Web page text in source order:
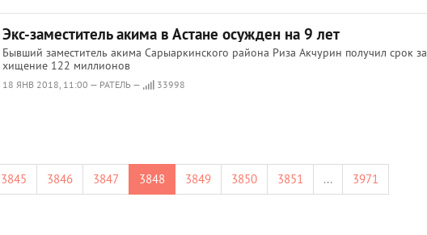
Экс-заместитель акима в Астане осужден на 9 лет
Бывший заместитель акима Сарыаркинского района Риза Акчурин получил срок за
хищение 122 миллионов
18 ЯНВ 2018, 11:00 — РАТЕЛЬ — 33998
3845 3846 3847 3848 3849 3850 3851 ...
3971